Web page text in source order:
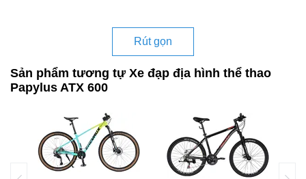
Rút gọn
Sản phẩm tương tự Xe đạp địa hình thể thao
Papylus ATX 600